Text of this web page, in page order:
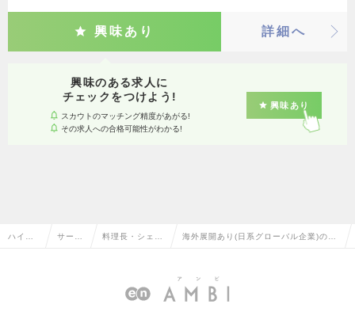
興味あり 詳細へ
興味のある求人に
チェックをつけよう!
スカウトのマッチング精度があがる!
その求人への合格可能性がわかる!
興味あり
ハイク サービ 料理長・シェ
ニュー開発
海外展開あり(日系グローバル企業)の料
転職・求人情報一覧